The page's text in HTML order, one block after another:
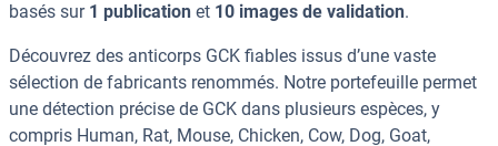
basés sur 1 publication et 10 images de validation.
Découvrez des anticorps GCK fiables issus d’une vaste
sélection de fabricants renommés. Notre portefeuille permet
une détection précise de GCK dans plusieurs espèces, y
compris Human, Rat, Mouse, Chicken, Cow, Dog, Goat,